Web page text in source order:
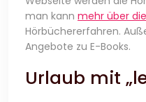
man kann mehr über
Hörbüchererfahren.
Angebote zu E-Books.
Urlaub mit